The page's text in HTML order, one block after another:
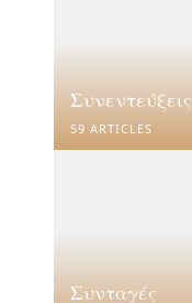
Συνεντεύξεις
59 ARTICLES
Συνταγές